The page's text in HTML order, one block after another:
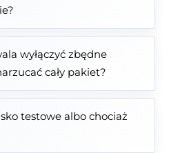
wyłączyć zbędne
cały pakiet?
testowe albo chociaż